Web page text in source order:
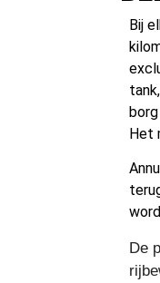
Bij
Het
De